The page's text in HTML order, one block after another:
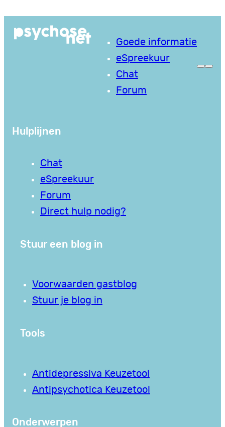
naar
Goede informatie
eSpreekuur
Chat
Forum
Hulplijnen
Chat
eSpreekuur
Forum
Direct hulp nodig?
Stuur een blog in
Voorwaarden gastblog
Stuur je blog in
Tools
Antidepressiva Keuzetool
Antipsychotica Keuzetool
Onderwerpen